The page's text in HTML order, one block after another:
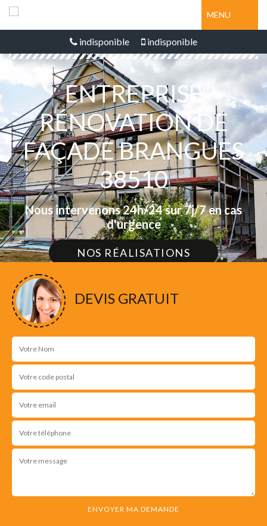
MENU
indisponible indisponible
ENTREPRISE
RÉNOVATION DE
FAÇADE BRANGUES
38510
Nous intervenons 24h/24 sur 7j/7 en cas
d'urgence
NOS RÉALISATIONS
DEVIS GRATUIT